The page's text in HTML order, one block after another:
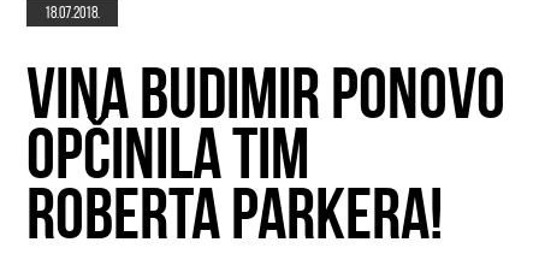
18.07.2018.
VINA BUDIMIR PONOVO
OPČINILA TIM
ROBERTA PARKERA!